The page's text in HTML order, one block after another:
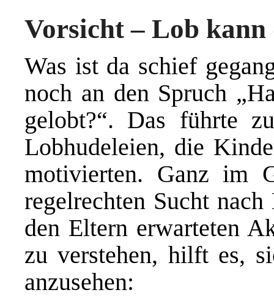
Vorsicht – Lob
Was ist da schief
noch an den Spruch
gelobt?“. Das führte
Lobhudeleien, die
motivierten. Ganz im
regelrechten Sucht
den Eltern erwarteten
zu verstehen, hilft es,
anzusehen: